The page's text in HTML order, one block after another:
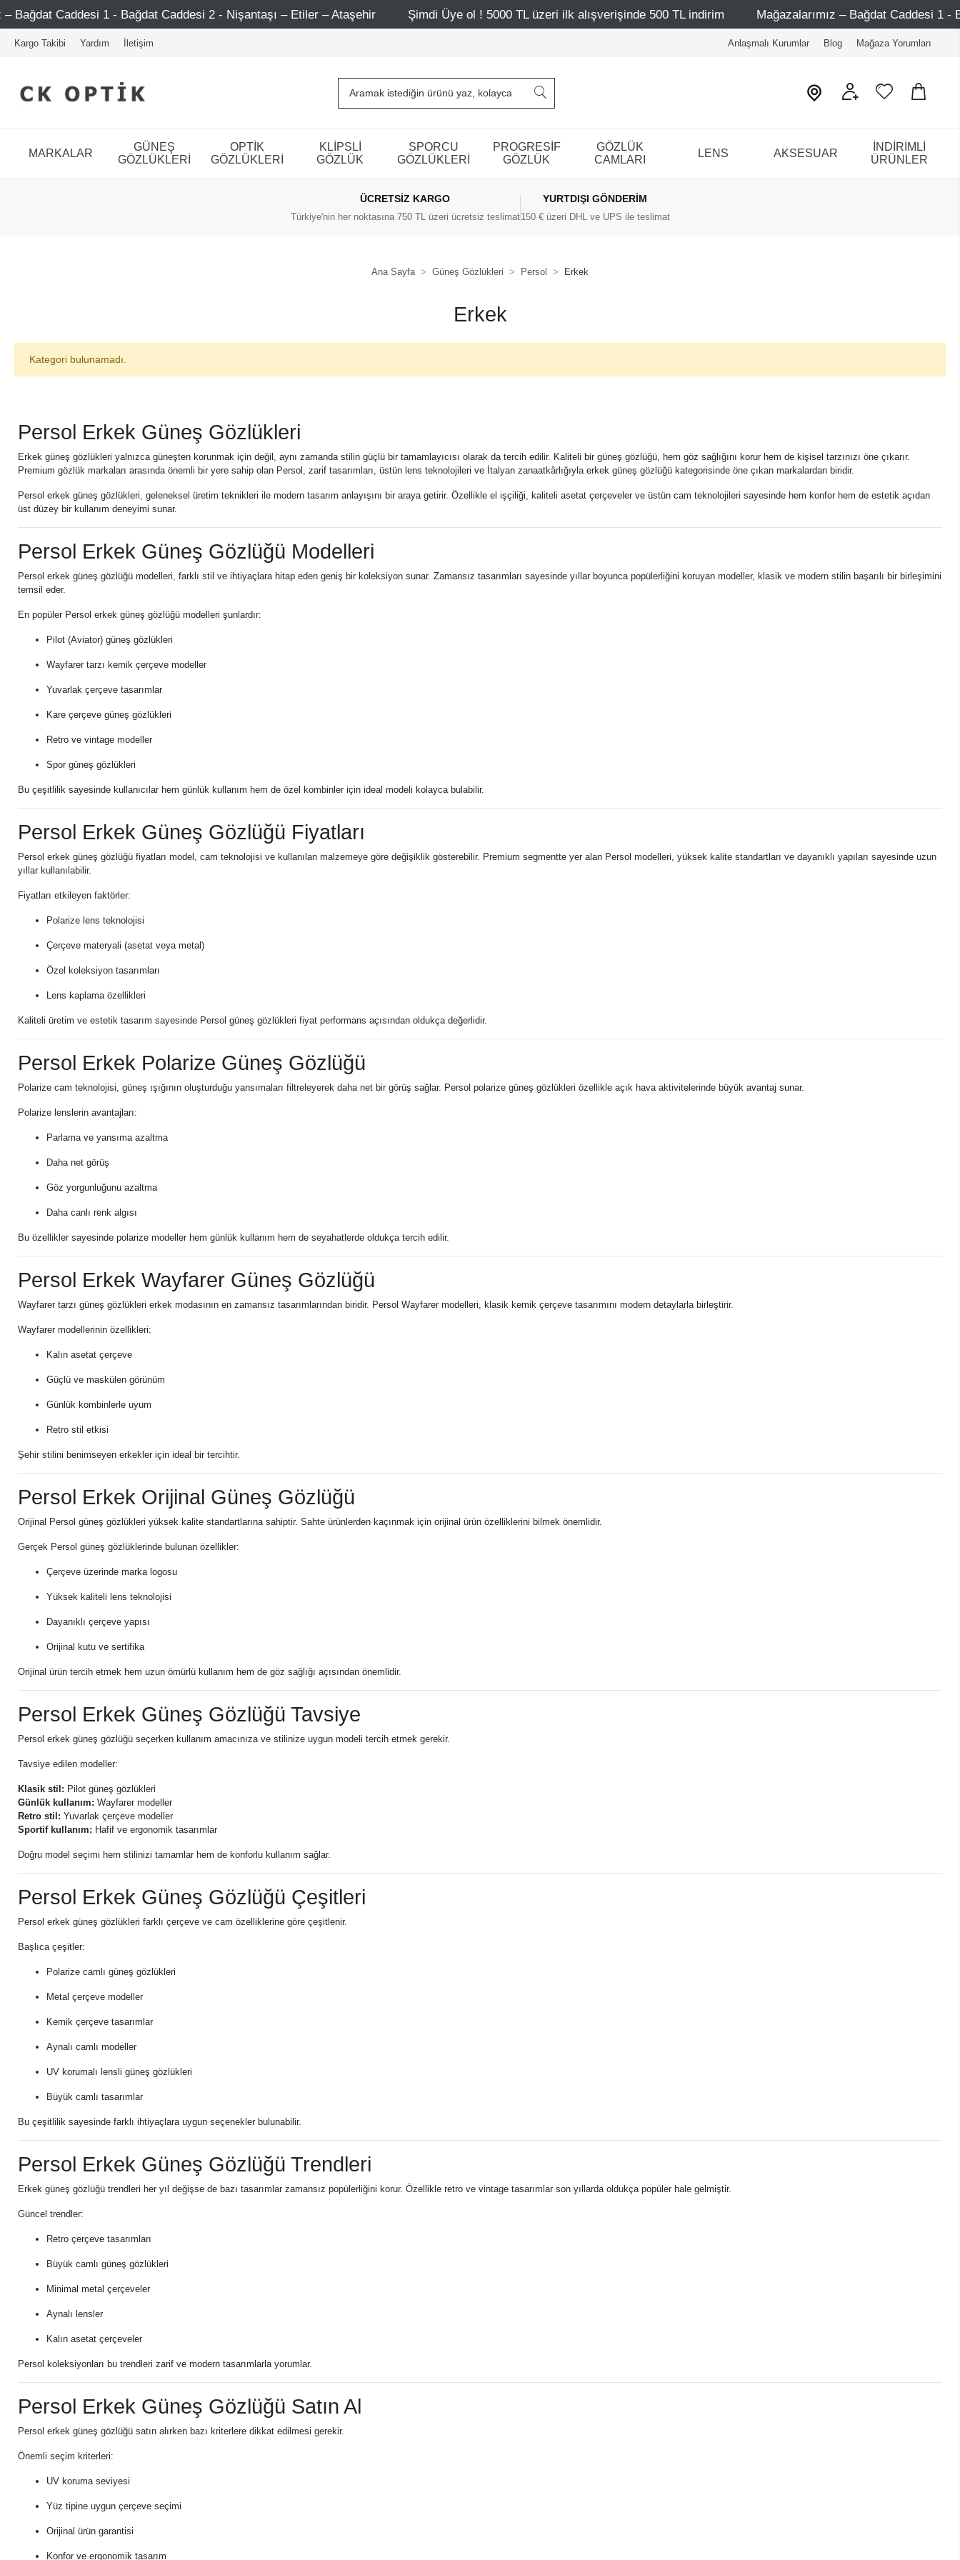
1 - Bağdat Caddesi 2 - Nişantaşı – Etiler – Ataşehir Şimdi Üye ol ! 5000 TL üzeri ilk alışverişinde 500 TL indirim Mağazalarımız – Bağdat Caddesi 1 - Bağdat
Kargo Takibi Yardım İletişim Anlaşmalı Kurumlar Blog Mağaza Yorumları
MARKALAR
GÜNEŞ
GÖZLÜKLERİ
OPTİK
GÖZLÜKLERİ
KLİPSLİ
GÖZLÜK
SPORCU
GÖZLÜKLERİ
PROGRESİF
GÖZLÜK
GÖZLÜK
CAMLARI
LENS AKSESUAR
İNDİRİMLİ
ÜRÜNLER
ÜCRETSIZ KARGO
Türkiye'nin her noktasına 750 TL üzeri ücretsiz teslimat
YURTDIŞI GÖNDERIM
150 € üzeri DHL ve UPS ile teslimat
Ana Sayfa Güneş Gözlükleri Persol Erkek
Erkek
Kategori bulunamadı.
Persol Erkek Güneş Gözlükleri
Erkek güneş gözlükleri yalnızca güneşten korunmak için değil, aynı zamanda stilin güçlü bir tamamlayıcısı olarak da tercih edilir. Kaliteli bir güneş gözlüğü, hem göz sağlığını korur hem de kişisel tarzınızı öne çıkarır.
Premium gözlük markaları arasında önemli bir yere sahip olan Persol, zarif tasarımları, üstün lens teknolojileri ve İtalyan zanaatkârlığıyla erkek güneş gözlüğü kategorisinde öne çıkan markalardan biridir.
Persol erkek güneş gözlükleri, geleneksel üretim teknikleri ile modern tasarım anlayışını bir araya getirir. Özellikle el işçiliği, kaliteli asetat çerçeveler ve üstün cam teknolojileri sayesinde hem konfor hem de estetik açıdan
üst düzey bir kullanım deneyimi sunar.
Persol Erkek Güneş Gözlüğü Modelleri
Persol erkek güneş gözlüğü modelleri, farklı stil ve ihtiyaçlara hitap eden geniş bir koleksiyon sunar. Zamansız tasarımları sayesinde yıllar boyunca popülerliğini koruyan modeller, klasik ve modern stilin başarılı bir birleşimini
temsil eder.
En popüler Persol erkek güneş gözlüğü modelleri şunlardır:
Pilot (Aviator) güneş gözlükleri
Wayfarer tarzı kemik çerçeve modeller
Yuvarlak çerçeve tasarımlar
Kare çerçeve güneş gözlükleri
Retro ve vintage modeller
Spor güneş gözlükleri
Bu çeşitlilik sayesinde kullanıcılar hem günlük kullanım hem de özel kombinler için ideal modeli kolayca bulabilir.
Persol Erkek Güneş Gözlüğü Fiyatları
Persol erkek güneş gözlüğü fiyatları model, cam teknolojisi ve kullanılan malzemeye göre değişiklik gösterebilir. Premium segmentte yer alan Persol modelleri, yüksek kalite standartları ve dayanıklı yapıları sayesinde uzun
yıllar kullanılabilir.
Fiyatları etkileyen faktörler:
Polarize lens teknolojisi
Çerçeve materyali (asetat veya metal)
Özel koleksiyon tasarımları
Lens kaplama özellikleri
Kaliteli üretim ve estetik tasarım sayesinde Persol güneş gözlükleri fiyat performans açısından oldukça değerlidir.
Persol Erkek Polarize Güneş Gözlüğü
Polarize cam teknolojisi, güneş ışığının oluşturduğu yansımaları filtreleyerek daha net bir görüş sağlar. Persol polarize güneş gözlükleri özellikle açık hava aktivitelerinde büyük avantaj sunar.
Polarize lenslerin avantajları:
Parlama ve yansıma azaltma
Daha net görüş
Göz yorgunluğunu azaltma
Daha canlı renk algısı
Bu özellikler sayesinde polarize modeller hem günlük kullanım hem de seyahatlerde oldukça tercih edilir.
Persol Erkek Wayfarer Güneş Gözlüğü
Wayfarer tarzı güneş gözlükleri erkek modasının en zamansız tasarımlarından biridir. Persol Wayfarer modelleri, klasik kemik çerçeve tasarımını modern detaylarla birleştirir.
Wayfarer modellerinin özellikleri:
Kalın asetat çerçeve
Güçlü ve maskülen görünüm
Günlük kombinlerle uyum
Retro stil etkisi
Şehir stilini benimseyen erkekler için ideal bir tercihtir.
Persol Erkek Orijinal Güneş Gözlüğü
Orijinal Persol güneş gözlükleri yüksek kalite standartlarına sahiptir. Sahte ürünlerden kaçınmak için orijinal ürün özelliklerini bilmek önemlidir.
Gerçek Persol güneş gözlüklerinde bulunan özellikler:
Çerçeve üzerinde marka logosu
Yüksek kaliteli lens teknolojisi
Dayanıklı çerçeve yapısı
Orijinal kutu ve sertifika
Orijinal ürün tercih etmek hem uzun ömürlü kullanım hem de göz sağlığı açısından önemlidir.
Persol Erkek Güneş Gözlüğü Tavsiye
Persol erkek güneş gözlüğü seçerken kullanım amacınıza ve stilinize uygun modeli tercih etmek gerekir.
Tavsiye edilen modeller:
Klasik stil: Pilot güneş gözlükleri
Günlük kullanım: Wayfarer modeller
Retro stil: Yuvarlak çerçeve modeller
Sportif kullanım: Hafif ve ergonomik tasarımlar
Doğru model seçimi hem stilinizi tamamlar hem de konforlu kullanım sağlar.
Persol Erkek Güneş Gözlüğü Çeşitleri
Persol erkek güneş gözlükleri farklı çerçeve ve cam özelliklerine göre çeşitlenir.
Başlıca çeşitler:
Polarize camlı güneş gözlükleri
Metal çerçeve modeller
Kemik çerçeve tasarımlar
Aynalı camlı modeller
UV korumalı lensli güneş gözlükleri
Büyük camlı tasarımlar
Bu çeşitlilik sayesinde farklı ihtiyaçlara uygun seçenekler bulunabilir.
Persol Erkek Güneş Gözlüğü Trendleri
Erkek güneş gözlüğü trendleri her yıl değişse de bazı tasarımlar zamansız popülerliğini korur. Özellikle retro ve vintage tasarımlar son yıllarda oldukça popüler hale gelmiştir.
Güncel trendler:
Retro çerçeve tasarımları
Büyük camlı güneş gözlükleri
Minimal metal çerçeveler
Aynalı lensler
Kalın asetat çerçeveler
Persol koleksiyonları bu trendleri zarif ve modern tasarımlarla yorumlar.
Persol Erkek Güneş Gözlüğü Satın Al
Persol erkek güneş gözlüğü satın alırken bazı kriterlere dikkat edilmesi gerekir.
Önemli seçim kriterleri:
UV koruma seviyesi
Yüz tipine uygun çerçeve seçimi
Orijinal ürün garantisi
Konfor ve ergonomik tasarım